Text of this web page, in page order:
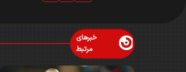
خبرهای
مرتبط